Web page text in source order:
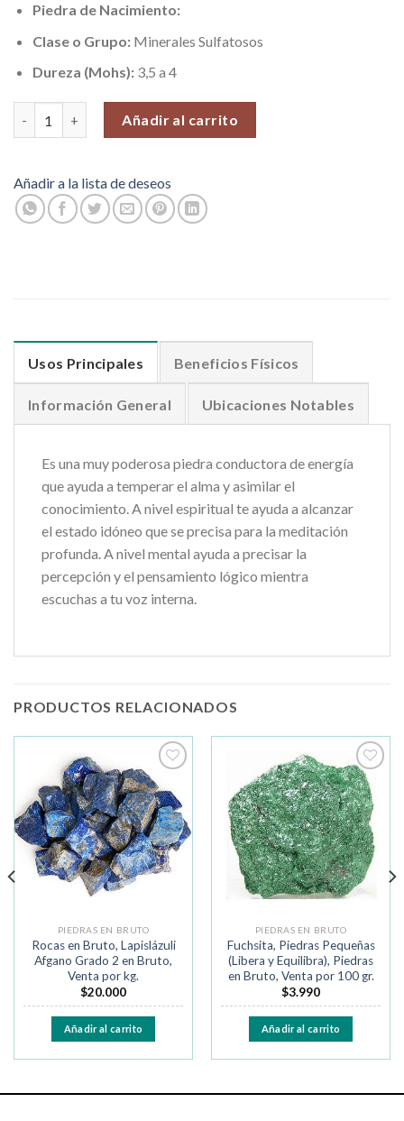
Piedra de Nacimiento:
Clase o Grupo: Minerales Sulfatosos
Dureza (Mohs):3,5 a 4
Añadir al carrito
Añadir a la lista de deseos
Usos Principales Beneficios Físicos
Información General Ubicaciones Notables
Es una muy poderosa piedra conductora de energía
que ayuda a temperar el alma y asimilar el
conocimiento. A nivel espiritual te ayuda a alcanzar
el estado idóneo que se precisa para la meditación
profunda. A nivel mental ayuda a precisar la
percepción y el pensamiento lógico mientra
escuchas a tu voz interna.
PRODUCTOS RELACIONADOS
Añadir
a la
lista de
deseos
PIEDRAS EN BRUTO
Rocas en Bruto, Lapislázuli
Afgano Grado 2 en Bruto,
Venta por kg.
$20.000
Añadir al carrito
Añadir
a la
lista de
deseos
PIEDRAS EN BRUTO
Fuchsita, Piedras Pequeñas
(Libera y Equilibra), Piedras
en Bruto, Venta por 100 gr.
$3.990
Añadir al carrito